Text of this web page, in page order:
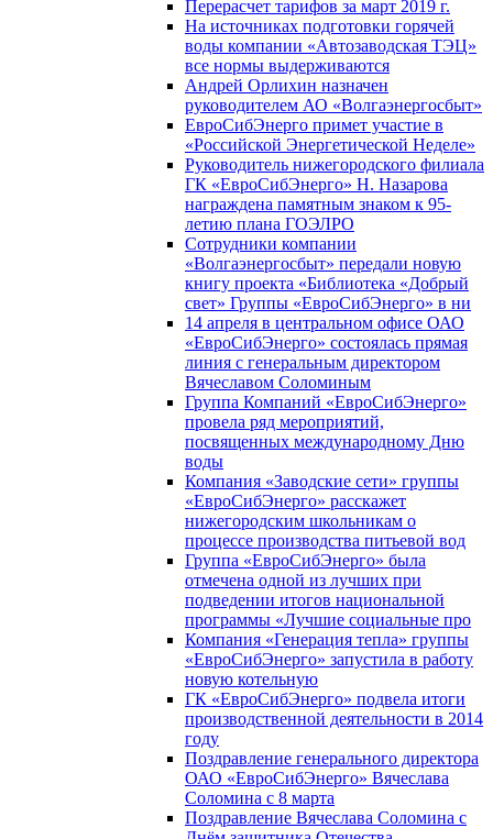
Перерасчет тарифов за март 2019 г.
На источниках подготовки горячей
воды компании «Автозаводская ТЭЦ»
все нормы выдерживаются
Андрей Орлихин назначен
руководителем АО «Волгаэнергосбыт»
ЕвроСибЭнерго примет участие в
«Российской Энергетической Неделе»
Руководитель нижегородского филиала
ГК «ЕвроСибЭнерго» Н. Назарова
награждена памятным знаком к 95-
летию плана ГОЭЛРО
Сотрудники компании
«Волгаэнергосбыт» передали новую
книгу проекта «Библиотека «Добрый
свет» Группы «ЕвроСибЭнерго» в ни
14 апреля в центральном офисе ОАО
«ЕвроСибЭнерго» состоялась прямая
линия с генеральным директором
Вячеславом Соломиным
Группа Компаний «ЕвроСибЭнерго»
провела ряд мероприятий,
посвященных международному Дню
воды
Компания «Заводские сети» группы
«ЕвроСибЭнерго» расскажет
нижегородским школьникам о
процессе производства питьевой вод
Группа «ЕвроСибЭнерго» была
отмечена одной из лучших при
подведении итогов национальной
программы «Лучшие социальные про
Компания «Генерация тепла» группы
«ЕвроСибЭнерго» запустила в работу
новую котельную
ГК «ЕвроСибЭнерго» подвела итоги
производственной деятельности в 2014
году
Поздравление генерального директора
ОАО «ЕвроСибЭнерго» Вячеслава
Соломина с 8 марта
Поздравление Вячеслава Соломина с